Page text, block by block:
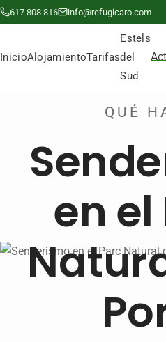
617 808 816 info@refugicaro.com
InicioAlojamientoTarifas
Estels
del
Sud
QUÉ
en